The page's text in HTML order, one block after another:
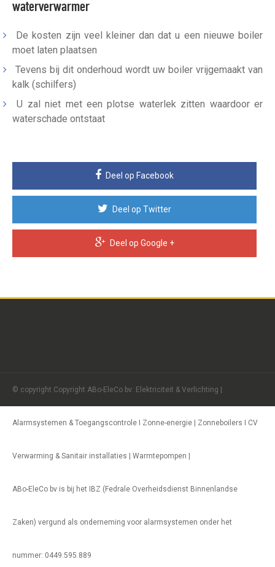
waterverwarmer
De kosten zijn veel kleiner dan dat u een nieuwe boiler
moet laten plaatsen
Tevens bij dit onderhoud wordt uw boiler vrijgemaakt van
kalk (schilfers)
U zal niet met een plotse waterlek zitten waardoor er
waterschade ontstaat
Deel op Facebook
Deel op Twitter
Deel op Google +
© copyright Copyright ABo-EleCo bv: Elektriciteit & Verlichting |
Alarmsystemen & Toegangscontrole I Zonne-energie | Zonneboilers I CV
Verwarming & Sanitair installaties | Warmtepompen |
ABo-EleCo bv is bij het IBZ (Fedrale Overheidsdienst Binnenlandse
Zaken) vergund als onderneming voor alarmsystemen onder het
nummer: 0449.595.889